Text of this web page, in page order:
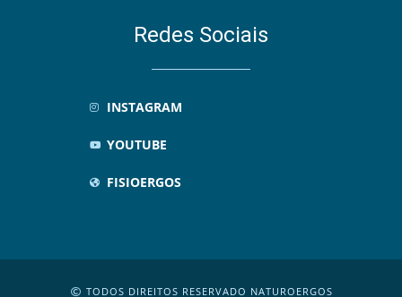
Redes Sociais
INSTAGRAM
YOUTUBE
FISIOERGOS
TODOS DIREITOS RESERVADO NATUROERGOS